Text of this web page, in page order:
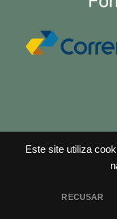
Este site utiliza
RECUSAR